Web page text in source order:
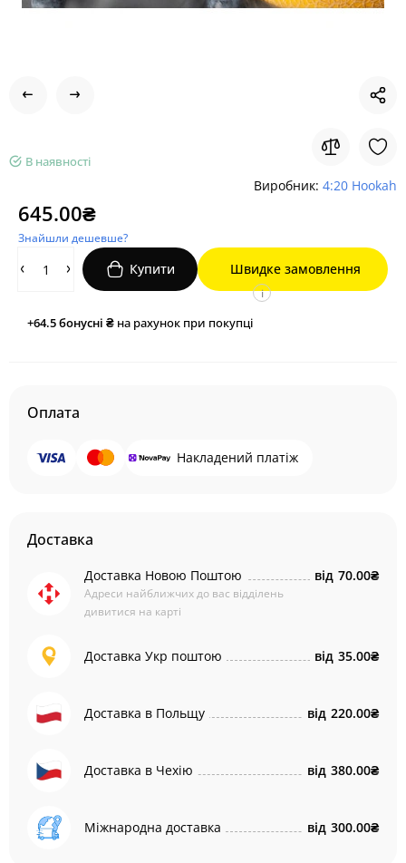
В наявності
Виробник: 4:20 Hookah
645.00₴
Знайшли дешевше?
Купити Швидке замовлення
+64.5бонусні ₴ на рахунок при покупці
i
Оплата
Накладений платіж
Доставка
Доставка Новою Поштою
Адреси найближчих до вас відділень
дивитися на карті
від 70.00₴
Доставка Укр поштою від 35.00₴
Доставка в Польщу від 220.00₴
Доставка в Чехію від 380.00₴
Міжнародна доставка від 300.00₴